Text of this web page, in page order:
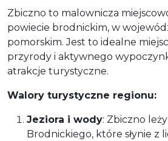
Zbiczno to malownicza
powiecie brodnickim, w
pomorskim. Jest to idealne
przyrody i aktywnego
atrakcje turystyczne.
Walory turystyczne regionu:
Jeziora i wody: Zbiczno
Brodnickiego, które słynie z